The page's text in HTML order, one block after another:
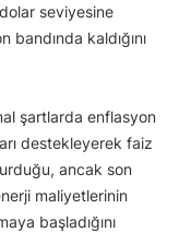
seviyesine
kaldığını
şartlarda enflasyon
destekleyerek faiz
ancak son
maliyetlerinin
başladığını